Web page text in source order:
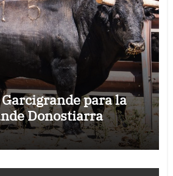
para la
Donostiarra